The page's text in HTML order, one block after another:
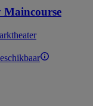
Maincourse